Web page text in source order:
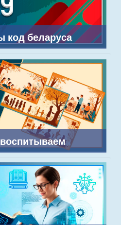
код беларуса